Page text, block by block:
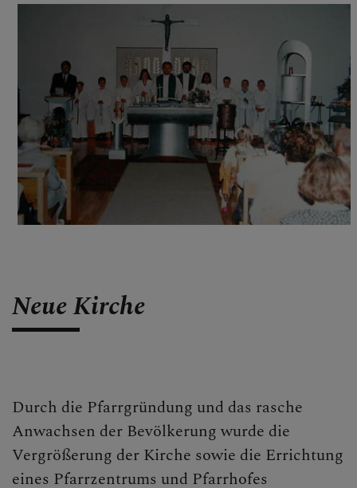
Neue Kirche
Durch die Pfarrgründung und das rasche
Anwachsen der Bevölkerung wurde die
Vergrößerung der Kirche sowie die Errichtung
eines Pfarrzentrums und Pfarrhofes